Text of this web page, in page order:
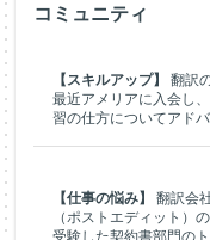
コミュニティ
【スキルアップ】
翻訳
最近アメリアに入会し
習の仕方についてアド
【仕事の悩み】
翻訳会
（ポストエディット）
受験した契約書部門の